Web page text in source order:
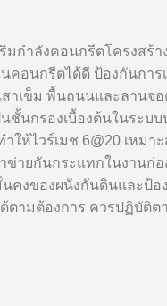
กำลังคอนกรีตโครงสร้า
คอนกรีตได้ดี ป้องกันกา
าเข็ม พื้นถนนและลานจ
นกรองเบื้องต้นในระบ
ห้ไวร์เมช 6@20 เหมา
ายกันกระแทกในงานก่อ
นคงของผนังกันดินและป้
ตามต้องการ ควรปฏิบัติ